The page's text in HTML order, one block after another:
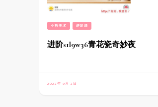
小熊美术 进阶课
进阶s1l9w36青花瓷奇妙夜
2022年 9月 2日